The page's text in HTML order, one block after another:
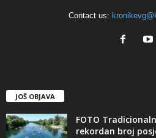
Contact us:
JOŠ OBJAVA
FOTO
rekordan broj